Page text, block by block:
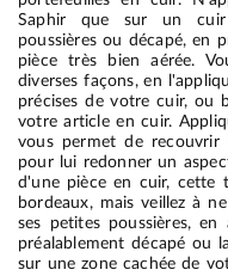
Saphir que sur un cuir
poussières ou décapé, en
pièce très bien aérée.
diverses façons, en
précises de votre cuir, ou
votre article en cuir.
vous permet de recouvrir
pour lui redonner un
d'une pièce en cuir, cette
bordeaux, mais veillez à
ses petites poussières,
préalablement décapé ou
sur une zone cachée de